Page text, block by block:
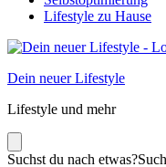
Lifestyle zu Hause
Dein neuer Lifestyle
Lifestyle und mehr
Suchst du nach etwas?